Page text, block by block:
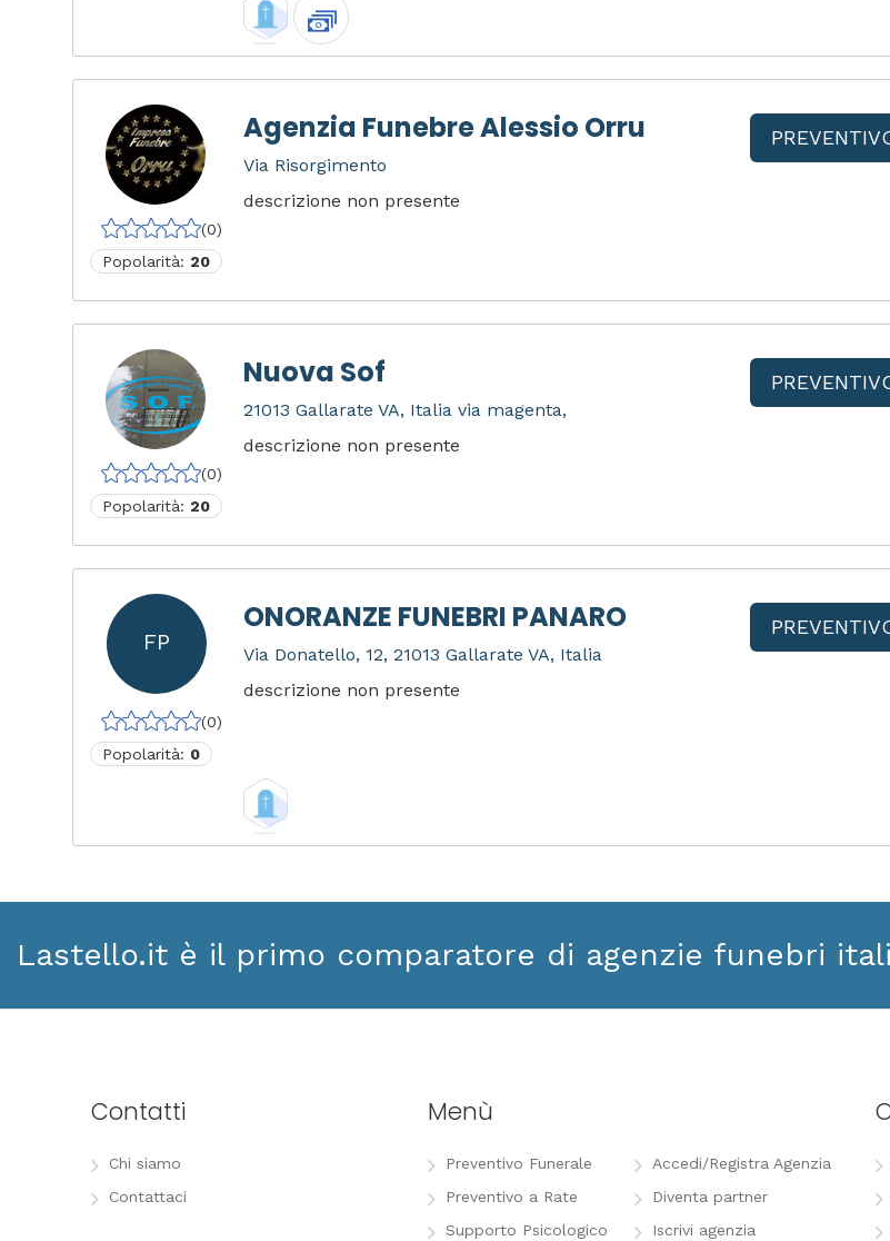
(0)
Popolarità: 20
Agenzia Funebre Alessio Orru
Via Risorgimento
descrizione non presente
(0)
Popolarità: 20
Nuova Sof
21013 Gallarate VA, Italia via magenta,
descrizione non presente
FP
(0)
Popolarità: 0
ONORANZE FUNEBRI PANARO
Via Donatello, 12, 21013 Gallarate VA, Italia
descrizione non presente
Lastello.it è il primo comparatore di agenzie funebri
Contatti
Chi siamo
Contattaci
Menù
Preventivo Funerale
Preventivo a Rate
Supporto Psicologico
Accedi/Registra Agenzia
Diventa partner
Iscrivi agenzia